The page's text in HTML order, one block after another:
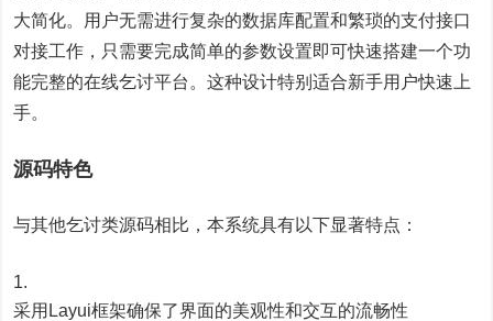
大简化。用户无需进行复杂的数据库配置和繁琐的支付接口
对接工作，只需要完成简单的参数设置即可快速搭建一个功
能完整的在线乞讨平台。这种设计特别适合新手用户快速上
手。
源码特色
与其他乞讨类源码相比，本系统具有以下显著特点：
采用Layui框架确保了界面的美观性和交互的流畅性